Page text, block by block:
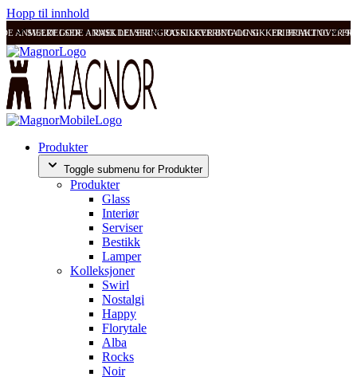
Hopp til innhold
ANMELDELSER RASK LEVERING OG SIKKER BETALING FRI FRAKT OVER
SVÆRT GODE ANMELDELSER RASK LEVERING OG SIKKER BETALING
Produkter
Toggle submenu for Produkter
Produkter
Glass
Interiør
Serviser
Bestikk
Lamper
Kolleksjoner
Swirl
Nostalgi
Happy
Florytale
Alba
Rocks
Noir